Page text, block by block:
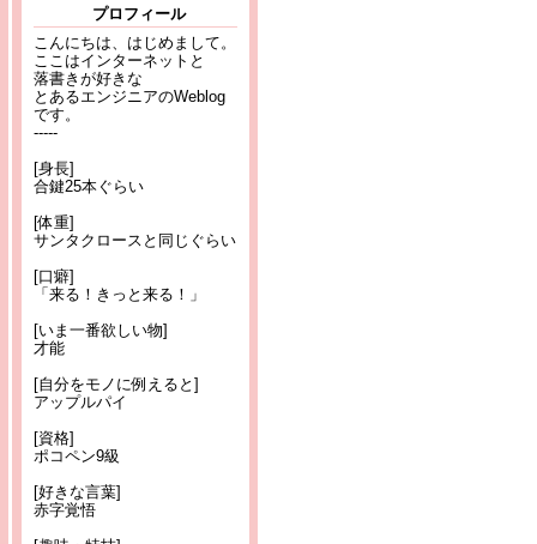
プロフィール
こんにちは、はじめまして。
ここはインターネットと
落書きが好きな
とあるエンジニアのWeblog
です。
-----
[身長]
合鍵25本ぐらい
[体重]
サンタクロースと同じぐらい
[口癖]
「来る！きっと来る！」
[いま一番欲しい物]
才能
[自分をモノに例えると]
アップルパイ
[資格]
ポコペン9級
[好きな言葉]
赤字覚悟